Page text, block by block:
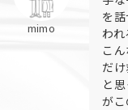
mimo
を
われ
こ
だ
と
がこ